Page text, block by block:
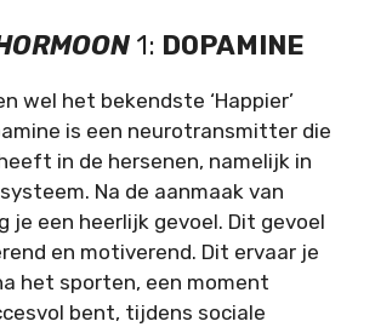
1: DOPAMINE
wel het bekendste ‘Happier’
is een neurotransmitter die
in de hersenen, namelijk in
Na de aanmaak van
je een heerlijk gevoel. Dit gevoel
en motiverend. Dit ervaar je
het sporten, een moment
bent, tijdens sociale